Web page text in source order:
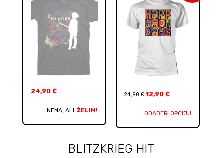
24,90 €
NEMA, ALI ŽELIM!
24,90€ 12,90 €
ODABERI OPCIJU
BLITZKRIEG HIT